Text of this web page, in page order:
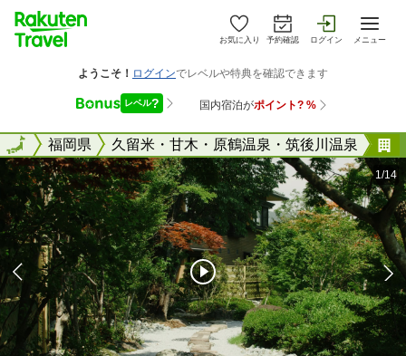
お気に入り 予約確認 ログイン メニュー
全国福岡県 久留米・甘木・原鶴温泉・筑後川温泉
全国
1/14